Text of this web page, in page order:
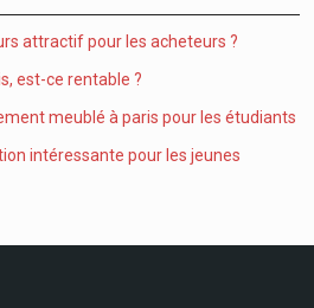
attractif pour les acheteurs ?
est-ce rentable ?
meublé à paris pour les étudiants
intéressante pour les jeunes